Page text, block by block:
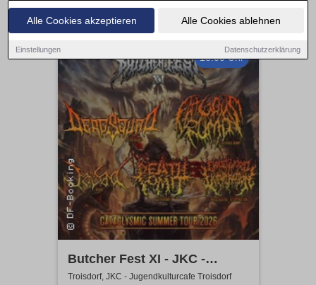
Alle Cookies akzeptieren Alle Cookies ablehnen
Einstellungen Datenschutzerklärung
18:00 Uhr
Butcher Fest XI - JKC -
Jugendkulturcafe Troisdorf
Troisdorf, JKC - Jugendkulturcafe Troisdorf